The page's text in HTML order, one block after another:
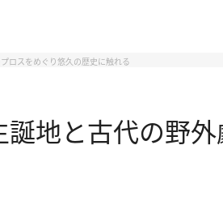
ロスをめぐり悠久の歴史に触れる
誕地と古代の野